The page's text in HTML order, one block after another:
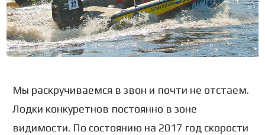
Мы раскручиваемся в звон и почти не отстаем.
Лодки конкуретнов постоянно в зоне
видимости. По состоянию на 2017 год скорости